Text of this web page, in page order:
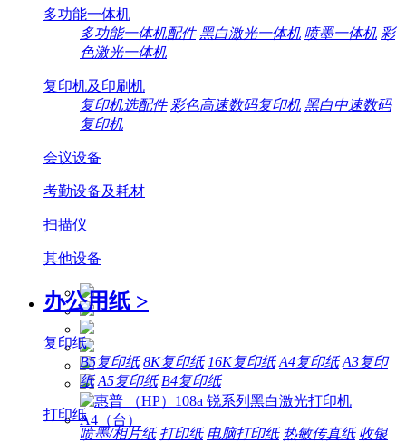
多功能一体机
多功能一体机配件 黑白激光一体机 喷墨一体机 彩
色激光一体机
复印机及印刷机
复印机选配件 彩色高速数码复印机 黑白中速数码
复印机
会议设备
考勤设备及耗材
扫描仪
其他设备
办公用纸 >
复印纸
B5复印纸 8K复印纸 16K复印纸 A4复印纸 A3复印
纸 A5复印纸 B4复印纸
打印纸
喷墨/相片纸 打印纸 电脑打印纸 热敏传真纸 收银